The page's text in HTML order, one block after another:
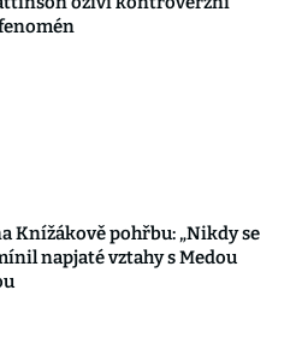
Knížákově pohřbu: „Nikdy se
napjaté vztahy s Medou